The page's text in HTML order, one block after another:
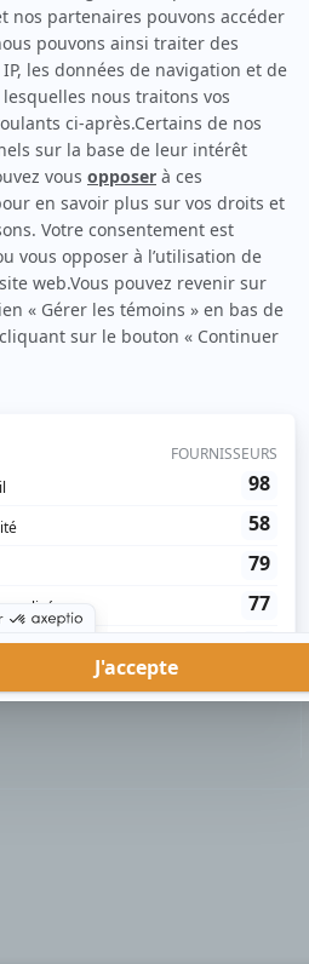
parfois «l’encyclopédie de
l’entendre régulièrement